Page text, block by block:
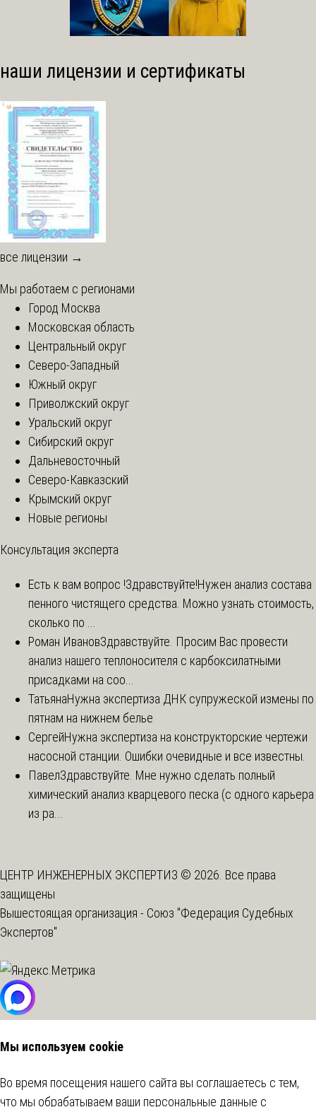
наши лицензии и сертификаты
все лицензии →
Мы работаем с регионами
Город Москва
Московская область
Центральный округ
Северо-Западный
Южный округ
Приволжский округ
Уральский округ
Сибирский округ
Дальневосточный
Северо-Кавказский
Крымский округ
Новые регионы
Консультация эксперта
Есть к вам вопрос !Здравствуйте!Нужен анализ состава
пенного чистящего средства. Можно узнать стоимость,
сколько по ...
Роман ИвановЗдравствуйте. Просим Вас провести
анализ нашего теплоносителя с карбоксилатными
присадками на соо...
ТатьянаНужна экспертиза ДНК супружеской измены по
пятнам на нижнем белье
СергейНужна экспертиза на конструкторские чертежи
насосной станции. Ошибки очевидные и все известны.
ПавелЗдравствуйте. Мне нужно сделать полный
химический анализ кварцевого песка (с одного карьера
из ра...
ЦЕНТР ИНЖЕНЕРНЫХ ЭКСПЕРТИЗ © 2026. Все права
защищены
Вышестоящая организация - Союз "Федерация Судебных
Экспертов"
Мы используем cookie
Во время посещения нашего сайта вы соглашаетесь с тем,
что мы обрабатываем ваши персональные данные с